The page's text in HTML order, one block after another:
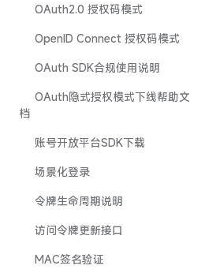
OAuth2.0 授权码模式
OpenID Connect 授权码模式
OAuth SDK合规使用说明
OAuth隐式授权模式下线帮助文
档
账号开放平台SDK下载
场景化登录
令牌生命周期说明
访问令牌更新接口
MAC签名验证